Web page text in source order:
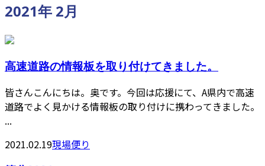
2021年 2月
高速道路の情報板を取り付けてきました。
皆さんこんにちは。奥です。今回は応援にて、A県内で高速
道路でよく見かける情報板の取り付けに携わってきました。
...
2021.02.19現場便り